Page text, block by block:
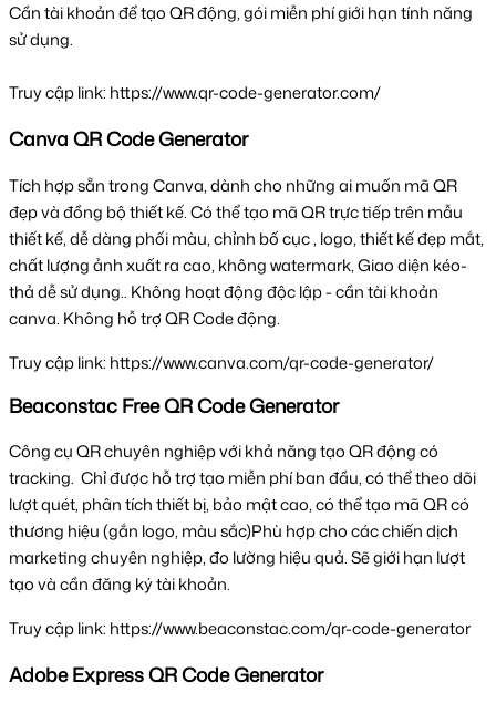
Cần tài khoản để tạo QR động, gói miễn phí giới hạn tính năng
sử dụng.
Truy cập link: https://www.qr-code-generator.com/
Canva QR Code Generator
Tích hợp sẵn trong Canva, dành cho những ai muốn mã QR
đẹp và đồng bộ thiết kế. Có thể tạo mã QR trực tiếp trên mẫu
thiết kế, dễ dàng phối màu, chỉnh bố cục , logo, thiết kế đẹp mắt,
chất lượng ảnh xuất ra cao, không watermark, Giao diện kéo-
thả dễ sử dụng.. Không hoạt động độc lập - cần tài khoản
canva. Không hỗ trợ QR Code động.
Truy cập link: https://www.canva.com/qr-code-generator/
Beaconstac Free QR Code Generator
Công cụ QR chuyên nghiệp với khả năng tạo QR động có
tracking.  Chỉ được hỗ trợ tạo miễn phí ban đầu, có thể theo dõi
lượt quét, phân tích thiết bị, bảo mật cao, có thể tạo mã QR có
thương hiệu (gắn logo, màu sắc)Phù hợp cho các chiến dịch
marketing chuyên nghiệp, đo lường hiệu quả. Sẽ giới hạn lượt
tạo và cần đăng ký tài khoản.
Truy cập link: https://www.beaconstac.com/qr-code-generator
Adobe Express QR Code Generator